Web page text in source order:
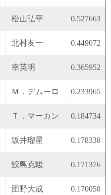
松山弘平 0.527663
北村友一 0.449072
幸英明 0.365952
Ｍ．デムーロ 0.233965
Ｔ．マーカン 0.184734
坂井瑠星 0.178338
鮫島克駿 0.171376
団野大成 0.170058